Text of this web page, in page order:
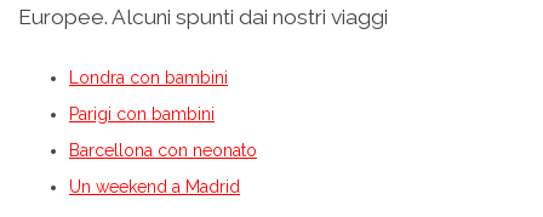
Europee. Alcuni spunti dai nostri viaggi
Londra con bambini
Parigi con bambini
Barcellona con neonato
Un weekend a Madrid